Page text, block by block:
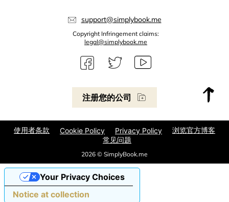
注册您的公司
support@simplybook.me
Copyright Infringement claims:
legal@simplybook.me
2026 © SimplyBook.me
使用者条款 Cookie Policy Privacy Policy
浏览官方博客
常见问题
Notice at collection
Your Privacy Choices